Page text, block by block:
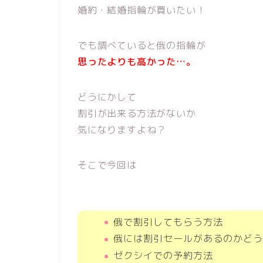
婚約・結婚指輪が買いたい！
でも調べていると俄の指輪が
思ったよりも高かった…。
どうにかして
割引が出来る方法がないか
気になりますよね？
そこで今回は
俄で割引してもらう方法
俄には割引セールがあるのかど
ゼクシイでの予約方法